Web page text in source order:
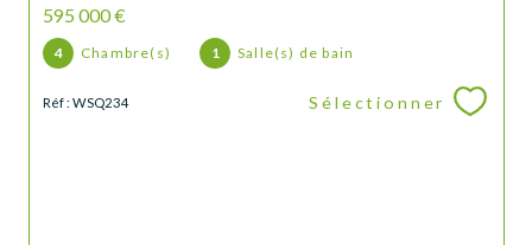
595 000 €
4 Chambre(s) 1 Salle(s) de bain
Réf : WSQ234 Sélectionner